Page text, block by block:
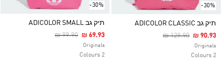
-30%
תיק גב ADICOLOR CLASSIC
Price Reduced
₪ 129.90To₪ 90.93
Originals
2 Colours
-30%
תיק גב ADICOLOR SMALL
Price Reduced From
₪ 99.90To₪ 69.93
Originals
2 Colours